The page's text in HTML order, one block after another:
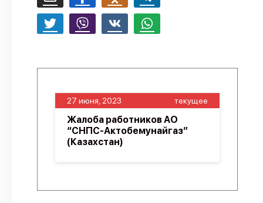
27 июня, 2023 текущее
Жалоба работников АО
“СНПС-Актобемунайгаз”
(Казахстан)